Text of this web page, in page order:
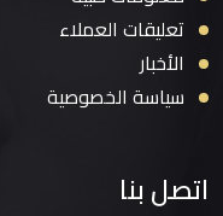
تعليقات العملاء
الأخبار
سياسة الخصوصية
اتصل بنا